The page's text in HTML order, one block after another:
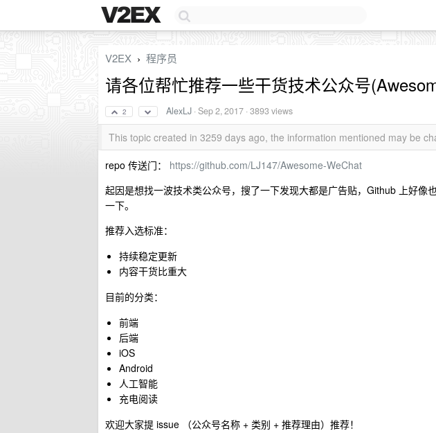
V2EX › 程序员
请各位帮忙推荐一些干货技术公众号
2 AlexLJ ·Sep 2, 2017 · 3893 views
This topic created in 3259 days ago, the information mentioned may be
repo 传送门： https://github.com/LJ147/Awesome-WeChat
起因是想找一波技术类公众号，搜了一下发现大都是广告贴，Github 上好像
一下。
推荐入选标准：
持续稳定更新
内容干货比重大
目前的分类：
前端
后端
iOS
Android
人工智能
充电阅读
欢迎大家提 issue （公众号名称 + 类别 + 推荐理由）推荐！